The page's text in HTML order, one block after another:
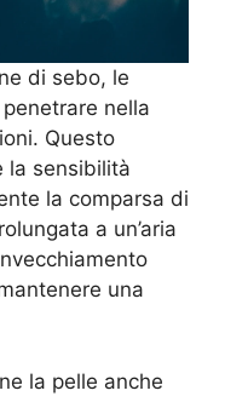
di sebo, le
nella
Questo
la sensibilità
la comparsa di
a un’aria
una
la pelle anche